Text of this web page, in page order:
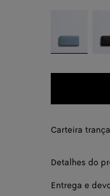
cor, a
disponibilidade
página podem
Carteira
Detalhes do
Entrega e